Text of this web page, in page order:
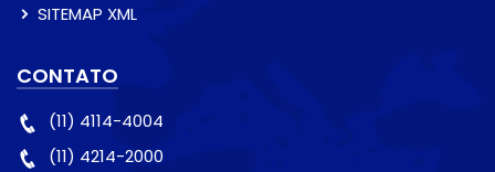
SITEMAP XML
CONTATO
(11) 4114-4004
(11) 4214-2000